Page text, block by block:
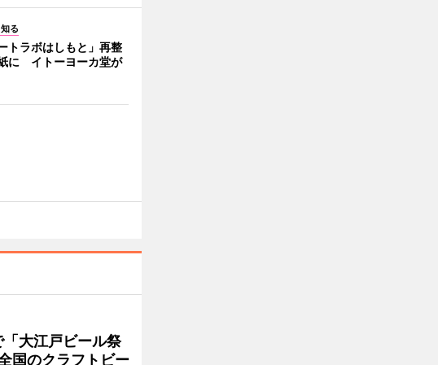
る
トラボはしもと」再整
に イトーヨーカ堂が
大江戸ビール祭
国のクラフトビー